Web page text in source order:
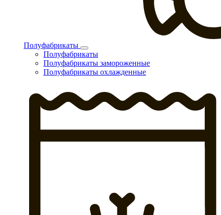
Полуфабрикаты
Полуфабрикаты
Полуфабрикаты замороженные
Полуфабрикаты охлажденные